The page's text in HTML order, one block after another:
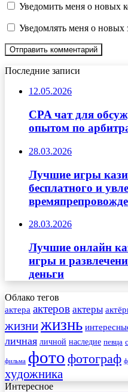
Уведомить меня о новых
Уведомлять меня о новых
Последние записи
12.05.2026
CPA чат для
опытом по
28.03.2026
Лучшие игры
бесплатного и
28.03.2026
Лучшие онлайн
игры и
деньги
Облако тегов
актера актеров актеры
жизнижизнь
личная личной наследие певца
фильма фото фотограф
художника
Интересное